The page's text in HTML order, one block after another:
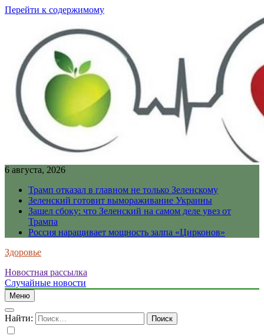
Перейти к содержимому
6 августа, 2026
Трамп отказал в главном не только Зеленскому
Зеленский готовит вымораживание Украины
Зашел сбоку: что Зеленский на самом деле увез от
Трампа
Россия наращивает мощность залпа «Цирконов»
Здоровье
Новостная рассылка
Случайные новости
Меню
Найти: